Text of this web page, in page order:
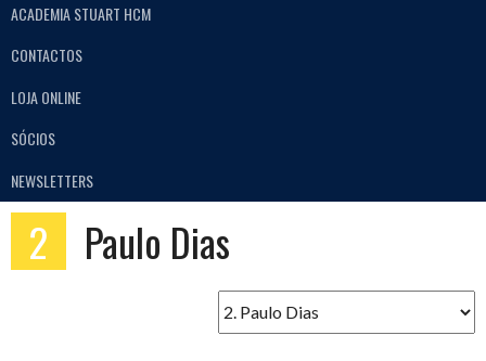
ACADEMIA STUART HCM
CONTACTOS
LOJA ONLINE
SÓCIOS
NEWSLETTERS
2 Paulo Dias